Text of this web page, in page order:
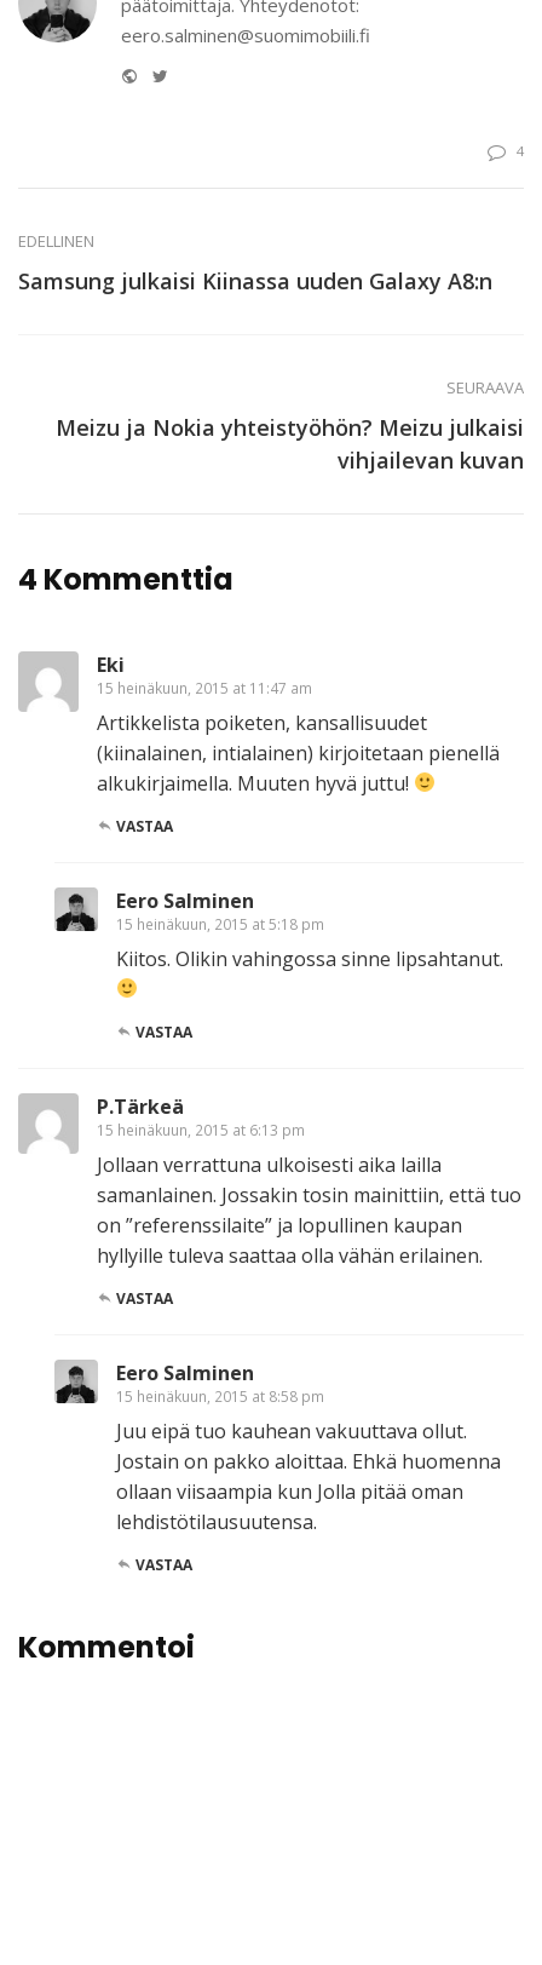
eero.salminen@suomimobiili.fi
Website
4
EDELLINEN
Samsung julkaisi Kiinassa uuden Galaxy A8:n
SEURAAVA
Meizu ja Nokia yhteistyöhön? Meizu julkaisi
vihjailevan kuvan
4 Kommenttia
Eki
15 heinäkuun, 2015 at 11:47 am
Artikkelista poiketen, kansallisuudet
(kiinalainen, intialainen) kirjoitetaan pienellä
alkukirjaimella. Muuten hyvä juttu!
VASTAA
Eero Salminen
15 heinäkuun, 2015 at 5:18 pm
Kiitos. Olikin vahingossa sinne lipsahtanut.
VASTAA
P.Tärkeä
15 heinäkuun, 2015 at 6:13 pm
Jollaan verrattuna ulkoisesti aika lailla
samanlainen. Jossakin tosin mainittiin, että tuo
on ”referenssilaite” ja lopullinen kaupan
hyllyille tuleva saattaa olla vähän erilainen.
VASTAA
Eero Salminen
15 heinäkuun, 2015 at 8:58 pm
Juu eipä tuo kauhean vakuuttava ollut.
Jostain on pakko aloittaa. Ehkä huomenna
ollaan viisaampia kun Jolla pitää oman
lehdistötilausuutensa.
VASTAA
Kommentoi